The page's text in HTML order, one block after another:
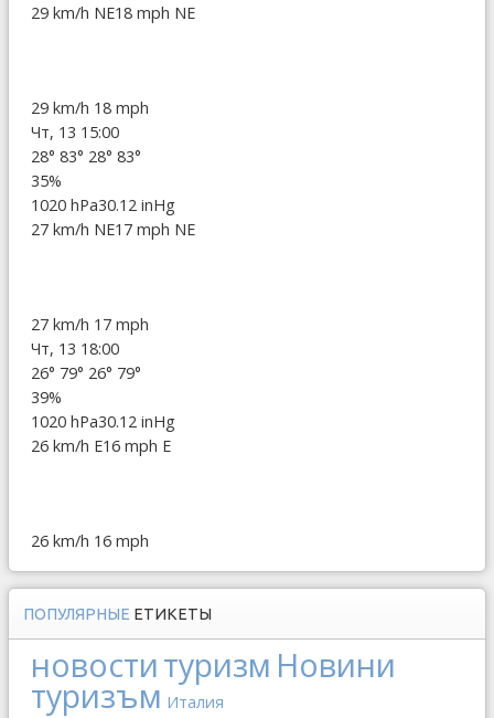
29 km/h NE18 mph NE
29 km/h 18 mph
Чт, 13 15:00
28° 83° 28° 83°
35%
1020 hPa30.12 inHg
27 km/h NE17 mph NE
27 km/h 17 mph
Чт, 13 18:00
26° 79° 26° 79°
39%
1020 hPa30.12 inHg
26 km/h E16 mph E
26 km/h 16 mph
ПОПУЛЯРНЫЕ ЕТИКЕТЫ
новоституризм Новини
туризъм Италия